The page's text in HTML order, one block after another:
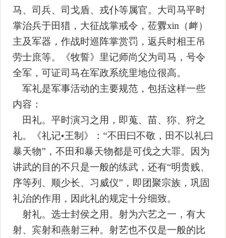
马、司兵、司戈盾、戎仆等属官。大司马平时
掌治兵于田猎，大征战掌戒令，莅釁xin（衅）
主及军器，作战时巡阵掌赏罚，返兵时相王吊
劳士庶等。《牧誓》里记师尚父为司马，号令
全军，可证司马在军政系统里地位很高。
军礼是军事活动的主要规范，包括这样一些
内容：
田礼。平时演习之用，即蒐、苗、狝、狩之
礼。《礼记•王制》：“不田曰不敬，田不以礼曰
暴天物”，不田和暴天物都是可伐之大罪。因为
讲武的目的不只是一般的练武，还有“明贵贱、
序等列、顺少长、习威仪”，即团聚宗族，巩固
礼治的作用，因此礼的规定十分细致。
射礼。选士封侯之用。射为六艺之一，有大
射、宾射和燕射三种。射艺也不仅是一般的比